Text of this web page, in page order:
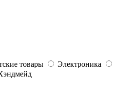
товары Электроника